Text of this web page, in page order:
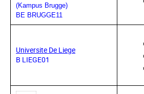
(Kampus Brugge)
BE BRUGGE11
Universite De Liege
B LIEGE01